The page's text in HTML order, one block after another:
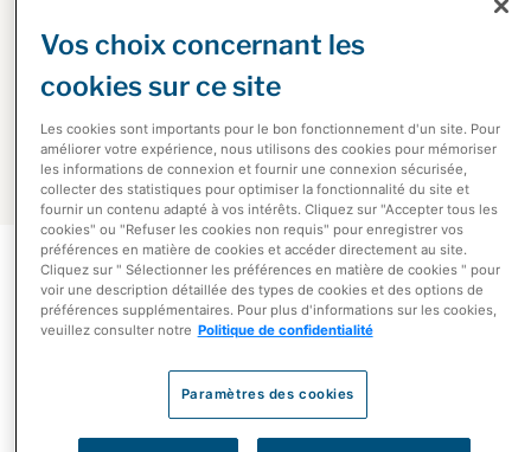
Nous travaillons avec des prestataires de soins, des
pharmacies, des fabricants, des gouvernements et
d'autres acteurs pour fournir des analyses, des produits
et des services qui rendent les soins de qualité plus
accessibles et plus abordables.
Vos choix concernant les
cookies sur ce site
Les cookies sont importants pour le bon fonctionnement d'un site. Pour
améliorer votre expérience, nous utilisons des cookies pour mémoriser
les informations de connexion et fournir une connexion sécurisée,
collecter des statistiques pour optimiser la fonctionnalité du site et
fournir un contenu adapté à vos intérêts. Cliquez sur "Accepter tous les
cookies" ou "Refuser les cookies non requis" pour enregistrer vos
préférences en matière de cookies et accéder directement au site.
Cliquez sur " Sélectionner les préférences en matière de cookies " pour
voir une description détaillée des types de cookies et des options de
préférences supplémentaires. Pour plus d'informations sur les cookies,
veuillez consulter notre Politique de confidentialité
Paramètres des cookies